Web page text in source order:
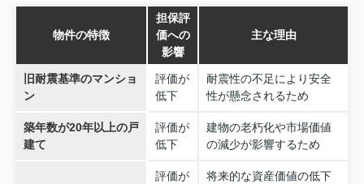
物件の特徴
担保評
価への
影響
主な理由
旧耐震基準のマンショ
ン
評価が
低下
耐震性の不足により安全
性が懸念されるため
築年数が20年以上の戸
建て
評価が
低下
建物の老朽化や市場価値
の減少が影響するため
評価が
将来的な資産価値の低下